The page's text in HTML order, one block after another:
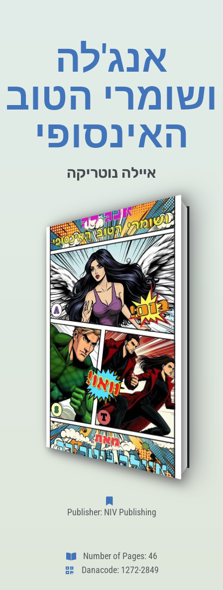
אנג'לה
ושומרי הטוב
האינסופי
איילה נוטריקה
Publisher: NIV Publishing
Number of Pages: 46
Danacode: 1272-2849